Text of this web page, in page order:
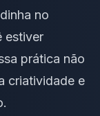
no
estiver
prática não
criatividade e